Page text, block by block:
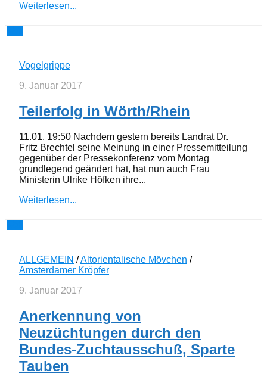
Weiterlesen...
Vogelgrippe
9. Januar 2017
Teilerfolg in Wörth/Rhein
11.01, 19:50 Nachdem gestern bereits Landrat Dr.
Fritz Brechtel seine Meinung in einer Pressemitteilung
gegenüber der Pressekonferenz vom Montag
grundlegend geändert hat, hat nun auch Frau
Ministerin Ulrike Höfken ihre...
Weiterlesen...
ALLGEMEIN /Altorientalische Mövchen /
Amsterdamer Kröpfer
9. Januar 2017
Anerkennung von
Neuzüchtungen durch den
Bundes-Zuchtausschuß, Sparte
Tauben